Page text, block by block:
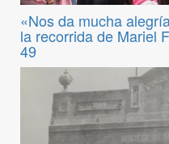
«Nos da mucha
la recorrida de Mariel
49